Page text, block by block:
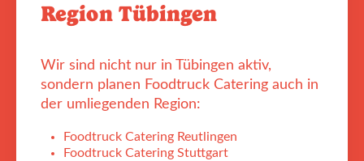
Region Tübingen
Wir sind nicht nur in Tübingen aktiv,
sondern planen Foodtruck Catering auch in
der umliegenden Region:
Foodtruck Catering Reutlingen
Foodtruck Catering Stuttgart